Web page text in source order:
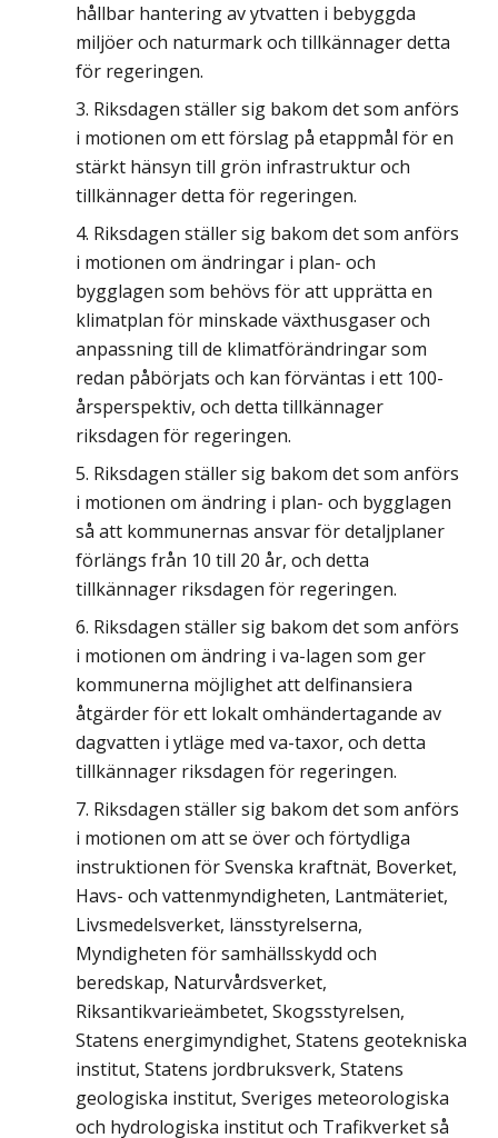
hållbar hantering av ytvatten i bebyggda
miljöer och naturmark och tillkännager detta
för regeringen.
Riksdagen ställer sig bakom det som anförs
i motionen om ett förslag på etappmål för en
stärkt hänsyn till grön infrastruktur och
tillkännager detta för regeringen.
Riksdagen ställer sig bakom det som anförs
i motionen om ändringar i plan- och
bygglagen som behövs för att upprätta en
klimatplan för minskade växthusgaser och
anpassning till de klimatförändringar som
redan påbörjats och kan förväntas i ett 100-
årsperspektiv, och detta tillkännager
riksdagen för regeringen.
Riksdagen ställer sig bakom det som anförs
i motionen om ändring i plan- och bygglagen
så att kommunernas ansvar för detaljplaner
förlängs från 10 till 20 år, och detta
tillkännager riksdagen för regeringen.
Riksdagen ställer sig bakom det som anförs
i motionen om ändring i va-lagen som ger
kommunerna möjlighet att delfinansiera
åtgärder för ett lokalt omhändertagande av
dagvatten i ytläge med va-taxor, och detta
tillkännager riksdagen för regeringen.
Riksdagen ställer sig bakom det som anförs
i motionen om att se över och förtydliga
instruktionen för Svenska kraftnät, Boverket,
Havs- och vattenmyndigheten, Lantmäteriet,
Livsmedelsverket, länsstyrelserna,
Myndigheten för samhällsskydd och
beredskap, Naturvårdsverket,
Riksantikvarieämbetet, Skogsstyrelsen,
Statens energimyndighet, Statens geotekniska
institut, Statens jordbruksverk, Statens
geologiska institut, Sveriges meteorologiska
och hydrologiska institut och Trafikverket så